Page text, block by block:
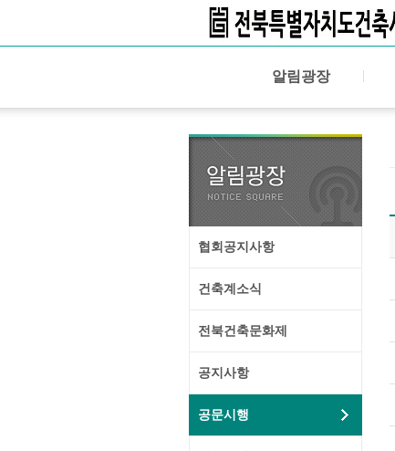
알림광장
협회공지사항
건축계소식
전북건축문화제
공지사항
공문시행